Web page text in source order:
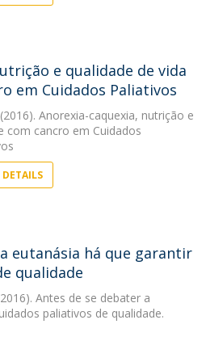
e qualidade de vida
em Cuidados Paliativos
Anorexia-caquexia, nutrição e
com cancro em Cuidados
eutanásia há que garantir
qualidade
Antes de se debater a
paliativos de qualidade.